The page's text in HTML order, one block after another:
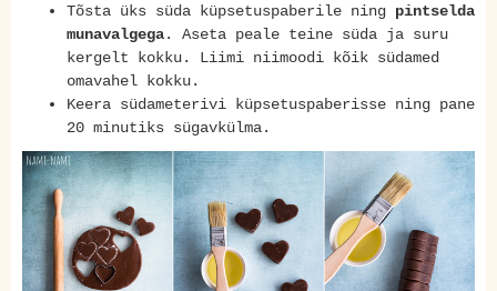
Tõsta üks süda küpsetuspaberile ning pintselda
munavalgega. Aseta peale teine süda ja suru
kergelt kokku. Liimi niimoodi kõik südamed
omavahel kokku.
Keera südameterivi küpsetuspaberisse ning pane
20 minutiks sügavkülma.